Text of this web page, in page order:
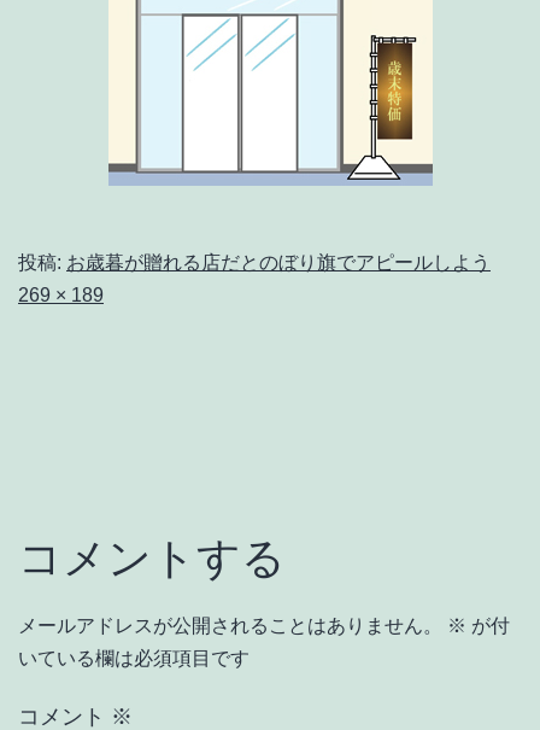
投稿: お歳暮が贈れる店だとのぼり旗でアピールしよう
フ
269 × 189
コメントする
メールアドレスが公開されることはありません。 ※ が付
いている欄は必須項目です
コメント ※